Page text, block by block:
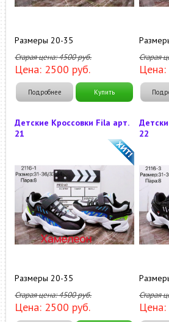
Размеры 20-35
Старая цена:4500руб.
Цена: 2500 руб.
Подробнее Купить
Старая
Цена:
Детские Кроссовки Fila арт.
21
Размеры 20-35
Старая цена:4500руб.
Цена: 2500 руб.
22
Старая
Цена: